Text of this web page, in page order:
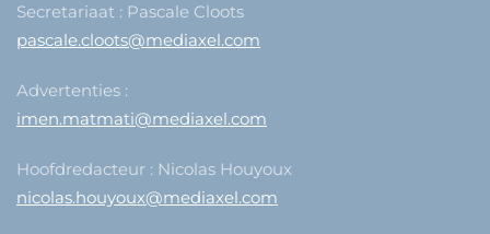
Secretariaat : Pascale Cloots
pascale.cloots@mediaxel.com
Advertenties :
imen.matmati@mediaxel.com
Hoofdredacteur : Nicolas Houyoux
nicolas.houyoux@mediaxel.com